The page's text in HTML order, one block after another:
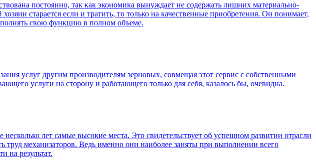
постоянно, так как экономика вынуждает не содержать лишних материально-
старается если и тратить, то только на качественные приобретения. Он понимает,
свою функцию в полном объеме.
услуг другим производителям зерновых, совмещая этот сервис с собственными
услуги на сторону и работающего только для себя, казалось бы, очевидна.
лет самые высокие места. Это свидетельствует об успешном развитии отрасли
труд механизаторов. Ведь именно они наиболее заняты при выполнении всего
на результат.